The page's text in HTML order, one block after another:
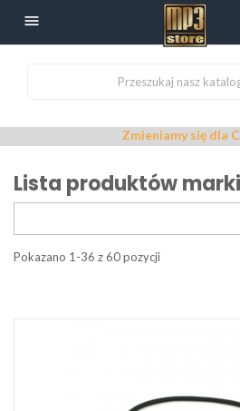

Zmieniamy się dla Ciebie–
Lista produktów
Pokazano 1-36 z 60 pozycji